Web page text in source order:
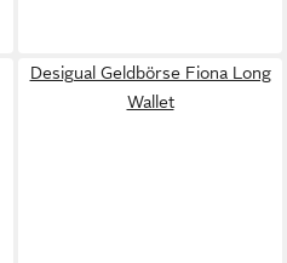
Desigual Geldbörse Fiona Long
Wallet